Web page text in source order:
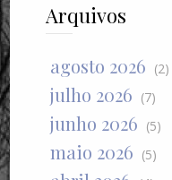
Arquivos
agosto 2026 (2)
julho 2026 (7)
junho 2026 (5)
maio 2026 (5)